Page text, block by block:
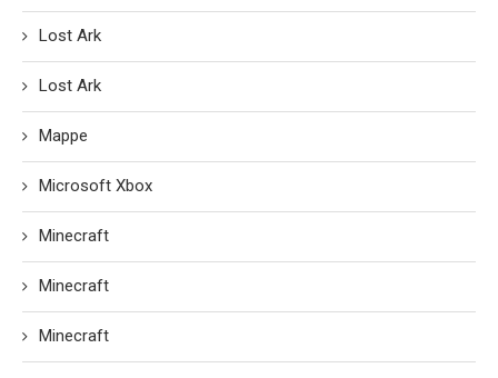
Lost Ark
Lost Ark
Mappe
Microsoft Xbox
Minecraft
Minecraft
Minecraft